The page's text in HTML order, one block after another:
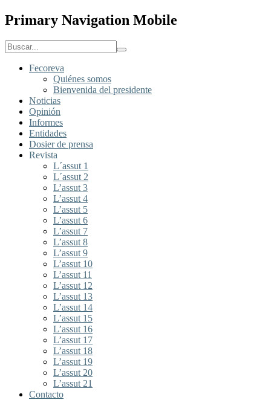
Primary Navigation Mobile
Fecoreva
Quiénes somos
Bienvenida del presidente
Noticias
Opinión
Informes
Entidades
Dosier de prensa
Revista
L´assut 1
L´assut 2
L’assut 3
L’assut 4
L’assut 5
L’assut 6
L’assut 7
L’assut 8
L’assut 9
L’assut 10
L’assut 11
L’assut 12
L’assut 13
L’assut 14
L’assut 15
L’assut 16
L’assut 17
L’assut 18
L’assut 19
L’assut 20
L’assut 21
Contacto